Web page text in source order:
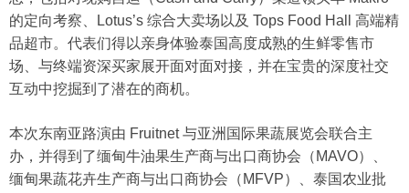
的定向考察、Lotus’s 综合大卖场以及 Tops Food Hall 高端精
品超市。代表们得以亲身体验泰国高度成熟的生鲜零售市
场、与终端资深买家展开面对面对接，并在宝贵的深度社交
互动中挖掘到了潜在的商机。
本次东南亚路演由 Fruitnet 与亚洲国际果蔬展览会联合主
办，并得到了缅甸牛油果生产商与出口商协会（MAVO）、
缅甸果蔬花卉生产商与出口商协会（MFVP）、泰国农业批